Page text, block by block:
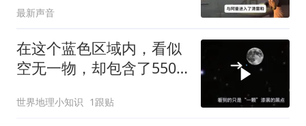
最新声音
在这个蓝色区域内，看似
空无一物，却包含了5500
世界地理小知识 1跟贴